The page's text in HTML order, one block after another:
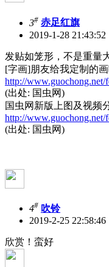
3# 赤足红旗
2019-1-28 21:43:52
发贴如笼形，不是重量
[字画]朋友给我定制的
http://
(出处: 国虫网)
国虫网新版上图及视频
http://
(出处: 国虫网)
4# 吹铃
2019-2-25 22:58:46
欣赏！蛮好